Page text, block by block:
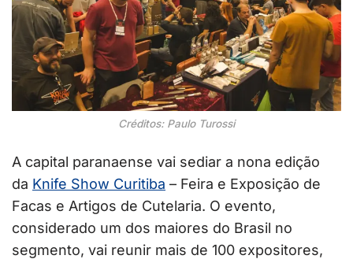
Créditos: Paulo Turossi
A capital paranaense vai sediar a nona edição
da Knife Show Curitiba – Feira e Exposição de
Facas e Artigos de Cutelaria. O evento,
considerado um dos maiores do Brasil no
segmento, vai reunir mais de 100 expositores,